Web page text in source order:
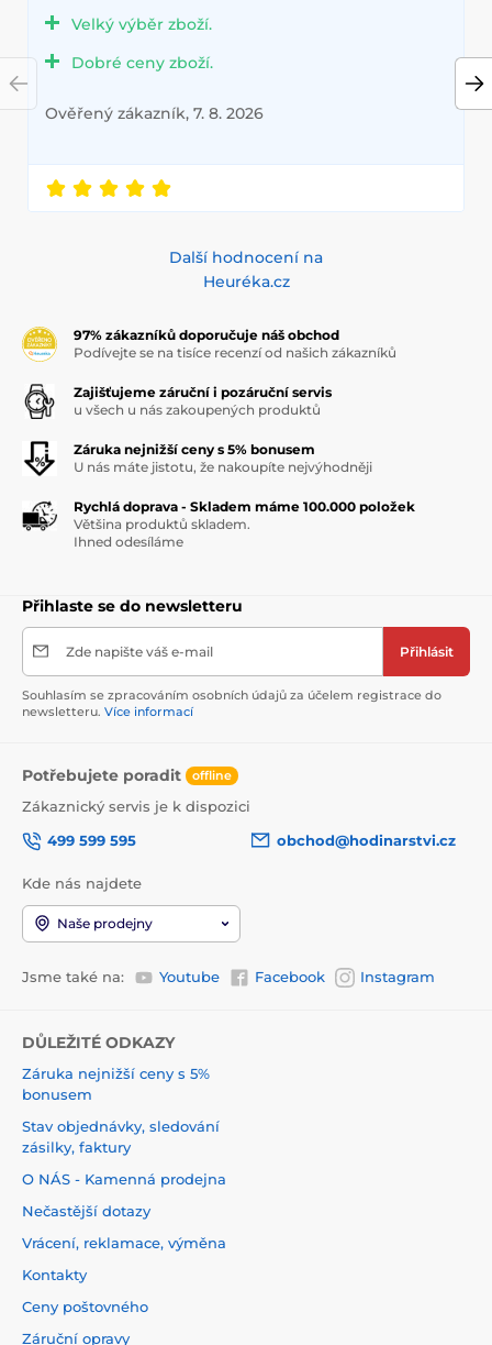
Velký výběr zboží.
Dobré ceny zboží.
Ověřený zákazník, 7. 8. 2026
Další hodnocení na
Heuréka.cz
97% zákazníků doporučuje náš obchod
Podívejte se na tisíce recenzí od našich zákazníků
Zajišťujeme záruční i pozáruční servis
u všech u nás zakoupených produktů
Záruka nejnižší ceny s 5% bonusem
U nás máte jistotu, že nakoupíte nejvýhodněji
Rychlá doprava - Skladem máme 100.000 položek
Většina produktů skladem.
Ihned odesíláme
Přihlaste se do newsletteru
Zde napište váš e-mail Přihlásit
Souhlasím se zpracováním osobních údajů za účelem registrace do
newsletteru. Více informací
Potřebujete poradit offline
Zákaznický servis je k dispozici
499 599 595
obchod@hodinarstvi.cz
Kde nás najdete
Naše prodejny
Jsme také na: Youtube Facebook Instagram
DŮLEŽITÉ ODKAZY
Záruka nejnižší ceny s 5%
bonusem
Stav objednávky, sledování
zásilky, faktury
O NÁS - Kamenná prodejna
Nečastější dotazy
Vrácení, reklamace, výměna
Kontakty
Ceny poštovného
Záruční opravy